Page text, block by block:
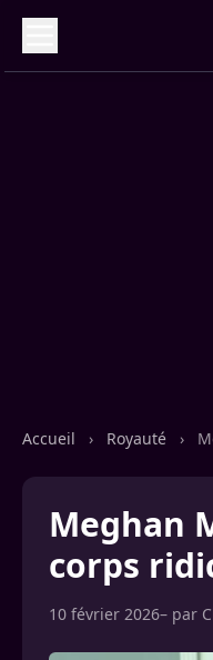
Accueil › Royauté ›
Meghan
corps
10 février 2026– par